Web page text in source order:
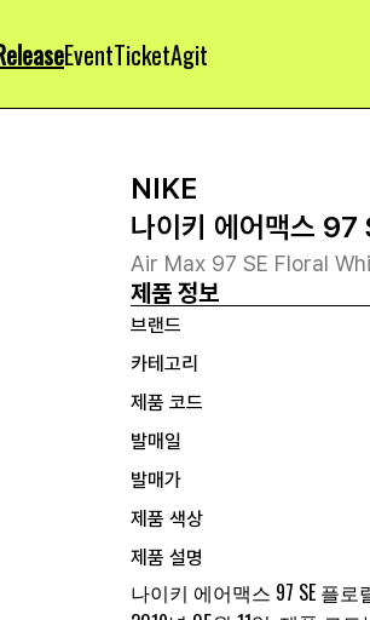
EventTicketAgit
NIKE
나이키 에어맥스 97
Air Max 97 SE Floral
제품 정보
브랜드
카테고리
제품 코드
발매일
발매가
제품 색상
제품 설명
나이키 에어맥스 97 SE 플